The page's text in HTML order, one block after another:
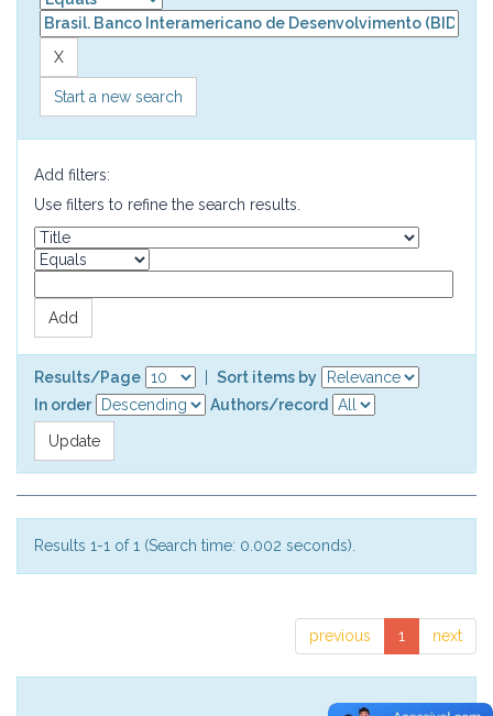
Start a new search
Add filters:
Use filters to refine the search results.
Results/Page
Sort items by
In order
Authors/record
Results 1-1 of 1 (Search time: 0.002 seconds).
previous 1 next